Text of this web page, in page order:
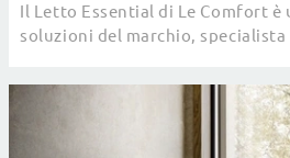
Il Letto Essential di Le Comfort è
soluzioni del marchio, specialista